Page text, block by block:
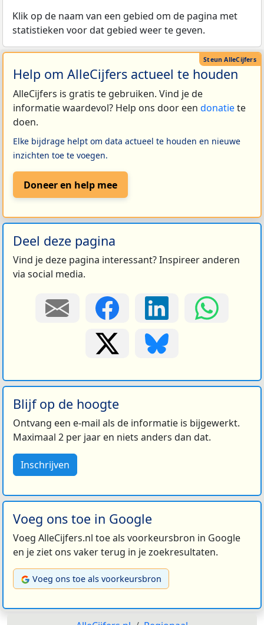
Klik op de naam van een gebied om de pagina met
statistieken voor dat gebied weer te geven.
Help om AlleCijfers actueel te houden
AlleCijfers is gratis te gebruiken. Vind je de
informatie waardevol? Help ons door een donatiete
doen.
Elke bijdrage helpt om data actueel te houden en nieuwe
inzichten toe te voegen.
Doneer en help mee
Deel deze pagina
Vind je deze pagina interessant? Inspireer anderen
via social media.
Blijf op de hoogte
Ontvang een e-mail als de informatie is bijgewerkt.
Maximaal 2 per jaar en niets anders dan dat.
Inschrijven
Voeg ons toe in Google
Voeg AlleCijfers.nl toe als voorkeursbron in Google
en je ziet ons vaker terug in je zoekresultaten.
Voeg ons toe als voorkeursbron